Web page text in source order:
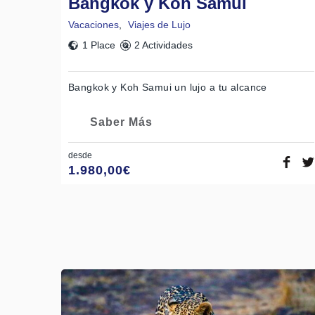
Vacaciones
Viajes de Lujo
1 Place
2 Actividades
Bangkok y Koh Samui un lujo a tu alcance
Saber Más
desde
1.980,00€